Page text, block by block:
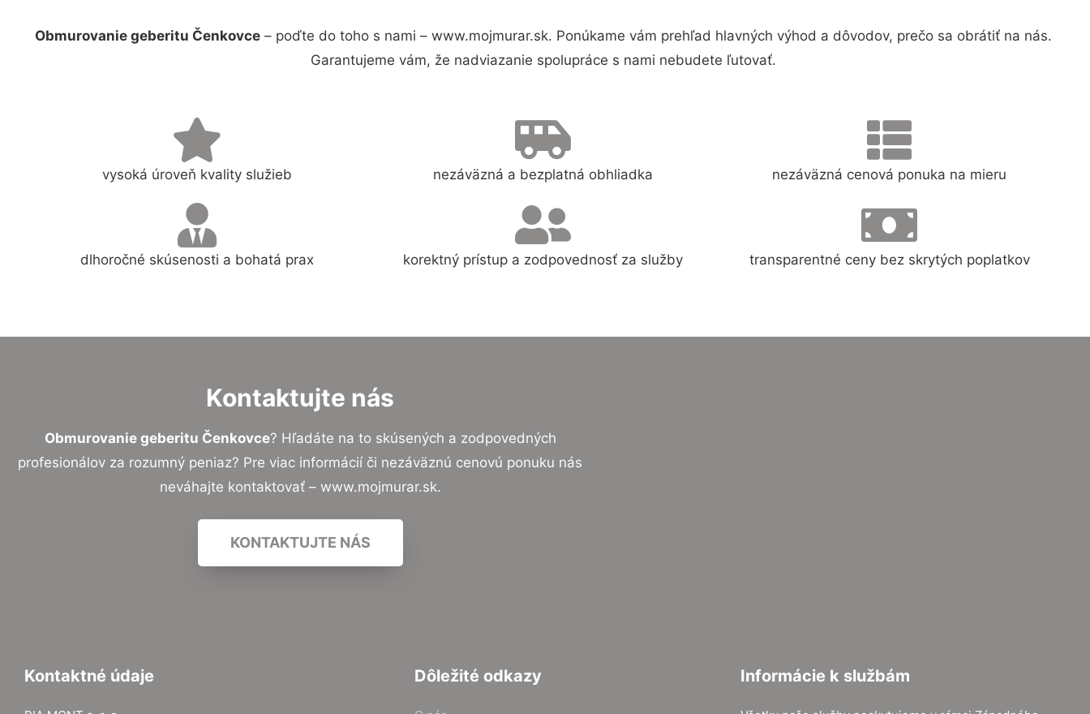
Obmurovanie geberitu Čenkovce – poďte do toho s nami – www.mojmurar.sk. Ponúkame vám prehľad hlavných výhod a dôvodov, prečo sa obrátiť na nás.
Garantujeme vám, že nadviazanie spolupráce s nami nebudete ľutovať.
vysoká úroveň kvality služieb nezáväzná a bezplatná obhliadka nezáväzná cenová ponuka na mieru
dlhoročné skúsenosti a bohatá prax korektný prístup a zodpovednosť za služby transparentné ceny bez skrytých poplatkov
Kontaktujte nás
Obmurovanie geberitu Čenkovce? Hľadáte na to skúsených a zodpovedných
profesionálov za rozumný peniaz? Pre viac informácií či nezáväznú cenovú ponuku nás
neváhajte kontaktovať – www.mojmurar.sk.
KONTAKTUJTE NÁS
Kontaktné údaje Dôležité odkazy Informácie k službám